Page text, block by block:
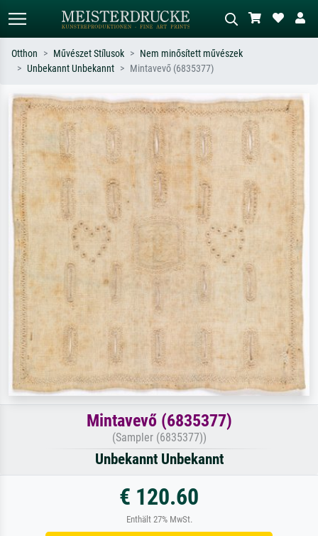
Keressen művész, műcím vagy stílus
szerint – pl. Monet, Csillagos éj,
impresszionizmus, Hokusai-hullám,
Írja le a jelenetet – pl. zöld rét, sok
piros absztrakt, sötét olajkép, álló akt
egy fa mellett.
Otthon Művészet Stílusok
Nem minősített művészek
Unbekannt Unbekannt
Mintavevő (6835377)
Mintavevő (6835377)
(Sampler (6835377))
Unbekannt Unbekannt
€ 120.60
Enthält 27% MwSt.